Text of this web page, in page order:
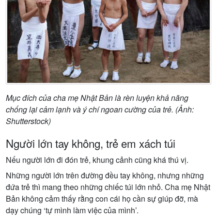
Mục đích của cha mẹ Nhật Bản là rèn luyện khả năng
chống lại cảm lạnh và ý chí ngoan cường của trẻ. (Ảnh:
Shutterstock)
Người lớn tay không, trẻ em xách túi
Nếu người lớn đi đón trẻ, khung cảnh cũng khá thú vị.
Những người lớn trên đường đều tay không, nhưng những
đứa trẻ thì mang theo những chiếc túi lớn nhỏ. Cha mẹ Nhật
Bản không cảm thấy rằng con cái họ cần sự giúp đỡ, mà
dạy chúng ‘tự mình làm việc của mình’.